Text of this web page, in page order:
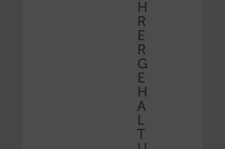
H
R
E
R
G
E
H
A
L
T